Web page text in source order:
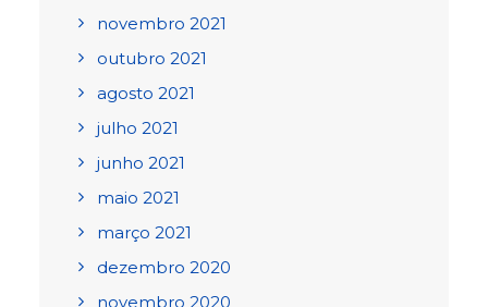
novembro 2021
outubro 2021
agosto 2021
julho 2021
junho 2021
maio 2021
março 2021
dezembro 2020
novembro 2020